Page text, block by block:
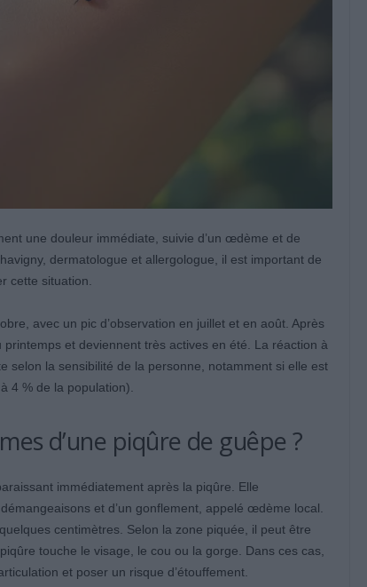
une douleur immédiate, suivie d’un œdème et de
dermatologue et allergologue, il est important de
cette situation.
avec un pic d’observation en juillet et en août. Après
et deviennent très actives en été. La réaction à
selon la sensibilité de la personne, notamment si elle est
4 % de la population).
d’une piqûre de guêpe ?
immédiatement après la piqûre. Elle
et d’un gonflement, appelé œdème local.
centimètres. Selon la zone piquée, il peut être
touche le visage, le cou ou la gorge. Dans ces cas,
et poser un risque d’étouffement.